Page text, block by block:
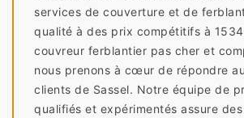
services de couverture et de
qualité à des prix compétitifs à
couvreur ferblantier pas cher et
nous prenons à cœur de répondre
clients de Sassel. Notre équipe de
qualifiés et expérimentés assure